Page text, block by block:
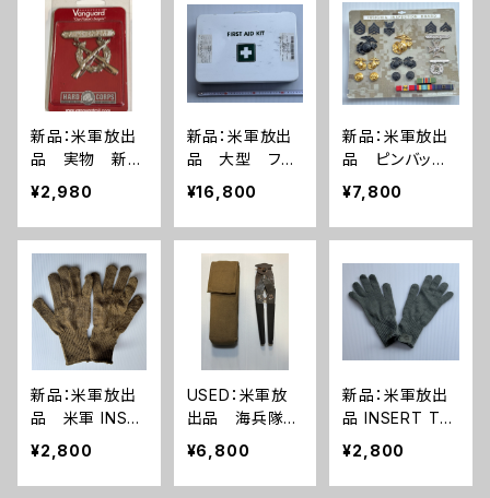
新品：米軍放出
品 実物 新
品 ライフルエ
キスパート 勲
章(A285)
¥2,980
新品：米軍放出
品 大型 ファ
ーストエイドキッ
ト フルセット(A
270)
¥16,800
新品：米軍放出
品 ピンバッチ
セット(A0271)
¥7,800
新品：米軍放出
品 米軍 INSE
RT TYPE II ウ
ールニット グロ
ーブ 手袋 コ
¥2,800
USED：米軍放
出品 海兵隊
ワイヤーカッ
ター+ポーチ(A0
264)
¥6,800
新品：米軍放出
品 INSERT TY
PE II ウールニッ
ト グローブ 手
袋 UCP ACU
¥2,800